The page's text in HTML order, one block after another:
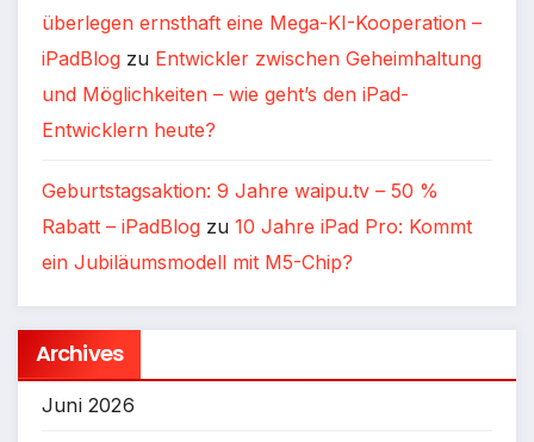
überlegen ernsthaft eine Mega-KI-Kooperation –
iPadBlog zu Entwickler zwischen Geheimhaltung
und Möglichkeiten – wie geht’s den iPad-
Entwicklern heute?
Geburtstagsaktion: 9 Jahre waipu.tv – 50 %
Rabatt – iPadBlog zu 10 Jahre iPad Pro: Kommt
ein Jubiläumsmodell mit M5-Chip?
Archives
Juni 2026